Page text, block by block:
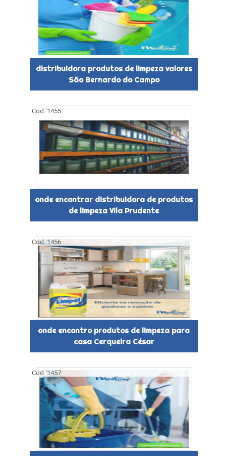
distribuidora produtos de limpeza valores
São Bernardo do Campo
Cod.:1455
onde encontrar distribuidora de produtos
de limpeza Vila Prudente
Cod.:1456
onde encontro produtos de limpeza para
casa Cerqueira César
Cod.:1457